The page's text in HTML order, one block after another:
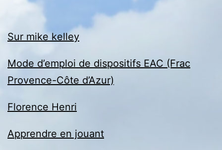
Sur mike kelley
Mode d’emploi de dispositifs EAC (Frac
Provence-Côte d’Azur)
Florence Henri
Apprendre en jouant